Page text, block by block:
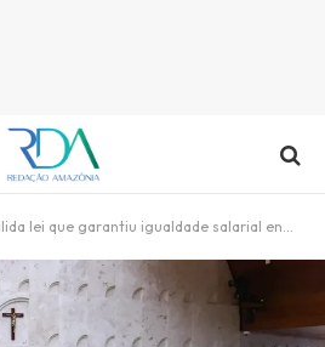
lei que garantiu igualdade salarial entre homens e mulheres